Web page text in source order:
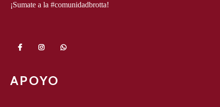
¡Sumate a la #comunidadbrotta!
APOYO